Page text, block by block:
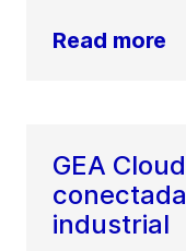
Read more
GEA
industrial